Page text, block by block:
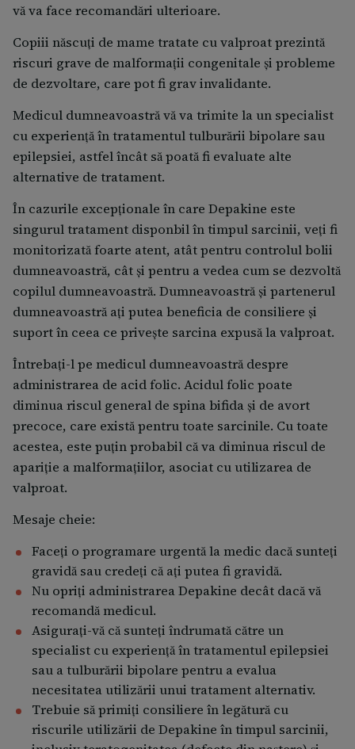
vă va face recomandări ulterioare.
Copiii născuţi de mame tratate cu valproat prezintă
riscuri grave de malformaţii congenitale şi probleme
de dezvoltare, care pot fi grav invalidante.
Medicul dumneavoastră vă va trimite la un specialist
cu experiență în tratamentul tulburării bipolare sau
epilepsiei, astfel încât să poată fi evaluate alte
alternative de tratament.
În cazurile excepționale în care Depakine este
singurul tratament disponbil în timpul sarcinii, veți fi
monitorizată foarte atent, atât pentru controlul bolii
dumneavoastră, cât și pentru a vedea cum se dezvoltă
copilul dumneavoastră. Dumneavoastră și partenerul
dumneavoastră ați putea beneficia de consiliere și
suport în ceea ce privește sarcina expusă la valproat.
Întrebaţi-l pe medicul dumneavoastră despre
administrarea de acid folic. Acidul folic poate
diminua riscul general de spina bifida şi de avort
precoce, care există pentru toate sarcinile. Cu toate
acestea, este puţin probabil că va diminua riscul de
apariţie a malformaţiilor, asociat cu utilizarea de
valproat.
Mesaje cheie:
Faceţi o programare urgentă la medic dacă sunteţi
gravidă sau credeţi că aţi putea fi gravidă.
Nu opriţi administrarea Depakine decât dacă vă
recomandă medicul.
Asigurați-vă că sunteți îndrumată către un
specialist cu experiență în tratamentul epilepsiei
sau a tulburării bipolare pentru a evalua
necesitatea utilizării unui tratament alternativ.
Trebuie să primiți consiliere în legătură cu
riscurile utilizării de Depakine în timpul sarcinii,